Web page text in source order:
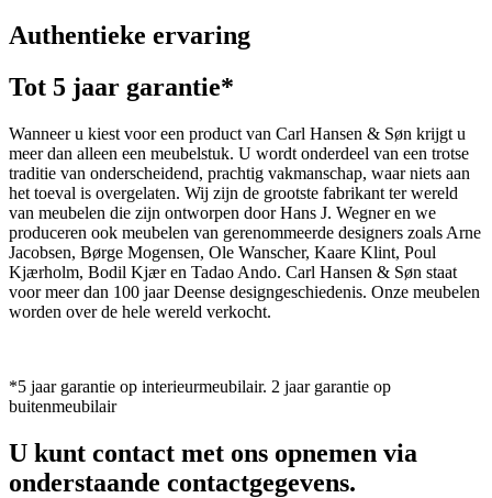
Authentieke ervaring
Tot 5 jaar garantie*
Wanneer u kiest voor een product van Carl Hansen & Søn krijgt u
meer dan alleen een meubelstuk. U wordt onderdeel van een trotse
traditie van onderscheidend, prachtig vakmanschap, waar niets aan
het toeval is overgelaten. Wij zijn de grootste fabrikant ter wereld
van meubelen die zijn ontworpen door Hans J. Wegner en we
produceren ook meubelen van gerenommeerde designers zoals Arne
Jacobsen, Børge Mogensen, Ole Wanscher, Kaare Klint, Poul
Kjærholm, Bodil Kjær en Tadao Ando. Carl Hansen & Søn staat
voor meer dan 100 jaar Deense designgeschiedenis. Onze meubelen
worden over de hele wereld verkocht.
*5 jaar garantie op interieurmeubilair. 2 jaar garantie op
buitenmeubilair
U kunt contact met ons opnemen via
onderstaande contactgegevens.